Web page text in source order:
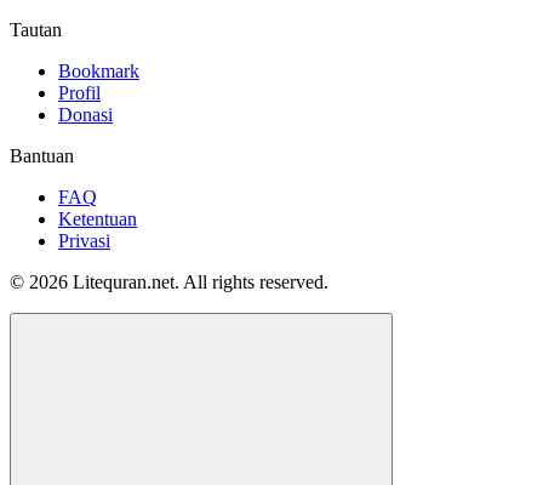
Tautan
Bookmark
Profil
Donasi
Bantuan
FAQ
Ketentuan
Privasi
© 2026 Litequran.net. All rights reserved.